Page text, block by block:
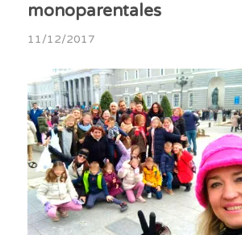
monoparentales
11/12/2017